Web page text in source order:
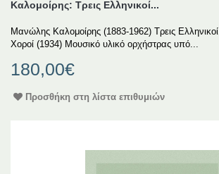
Καλομοίρης: Τρεις Ελληνικοί...
Μανώλης Καλομοίρης (1883-1962) Τρεις Ελληνικοί
Χοροί (1934) Μουσικό υλικό ορχήστρας υπό...
180,00€
Προσθήκη στη λίστα επιθυμιών